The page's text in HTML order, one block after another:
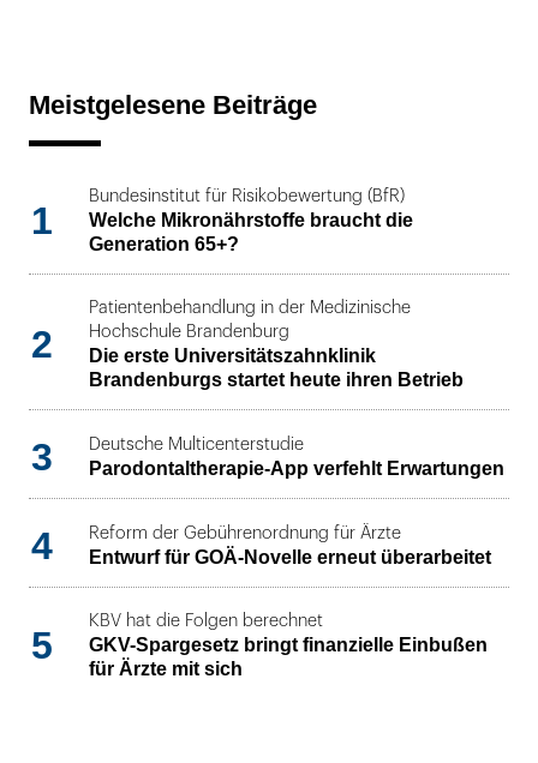
Meistgelesene Beiträge
1
Bundesinstitut für Risikobewertung (BfR)
Welche Mikronährstoffe braucht die
Generation 65+?
2
Patientenbehandlung in der Medizinische
Hochschule Brandenburg
Die erste Universitätszahnklinik
Brandenburgs startet heute ihren Betrieb
3 Deutsche Multicenterstudie
Parodontaltherapie-App verfehlt Erwartungen
4 Reform der Gebührenordnung für Ärzte
Entwurf für GOÄ-Novelle erneut überarbeitet
5
KBV hat die Folgen berechnet
GKV-Spargesetz bringt finanzielle Einbußen
für Ärzte mit sich